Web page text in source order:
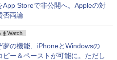
App Storeで非公開へ。Appleの対
否両論
まWatch
夢の機能、iPhoneとWindowsの
ピー＆ペーストが可能に。ただし